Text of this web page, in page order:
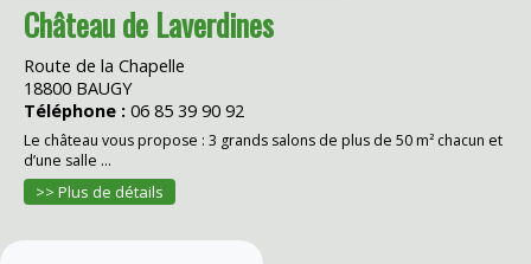
Château de Laverdines
Route de la Chapelle
18800 BAUGY
Téléphone : 06 85 39 90 92
Le château vous propose : 3 grands salons de plus de 50 m² chacun et
d’une salle ...
>> Plus de détails